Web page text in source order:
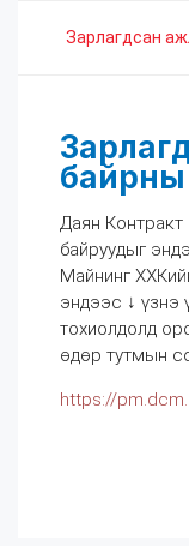
Зарлагдсан
байрны
Даян
байруудыг
Майнинг
эндээс ↓ үзнэ
тохиолдолд
өдөр тутмын
https://